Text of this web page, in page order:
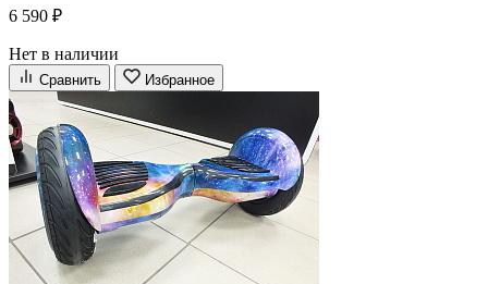
6 590 ₽
Нет в наличии
Сравнить Избранное